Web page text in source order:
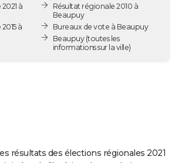
à
à
Résultat régionale 2010 à
Beaupuy
Bureaux de vote à Beaupuy
Beaupuy(toutes les
informations sur la ville)
résultats des élections régionales 2021